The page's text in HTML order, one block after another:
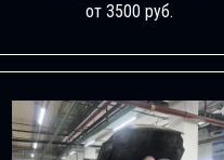
от 3500 руб.